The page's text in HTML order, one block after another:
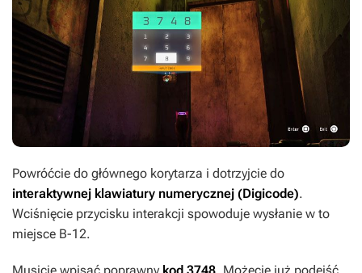
Powróćcie do głównego korytarza i dotrzyjcie do
interaktywnej klawiatury numerycznej (Digicode).
Wciśnięcie przycisku interakcji spowoduje wysłanie w to
miejsce B-12.